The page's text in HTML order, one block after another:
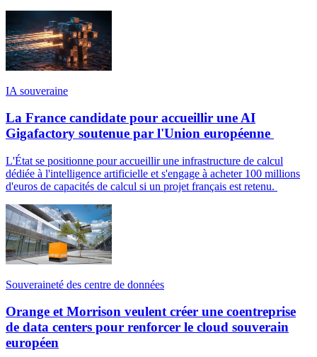
IA souveraine
La France candidate pour accueillir une AI
Gigafactory soutenue par l'Union européenne
L'État se positionne pour accueillir une infrastructure de calcul
dédiée à l'intelligence artificielle et s'engage à acheter 100 millions
d'euros de capacités de calcul si un projet français est retenu.
Souveraineté des centre de données
Orange et Morrison veulent créer une coentreprise
de data centers pour renforcer le cloud souverain
européen